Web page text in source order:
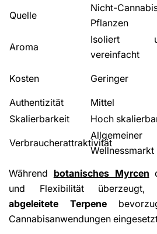
Quelle
Nicht-
Pflanzen
Aroma
Isoliert
vereinfacht
Kosten Geringer
Authentizität
Mittel
Skalierbarkeit
Hoch
Verbraucherattraktivität
Allgemeiner
Wellnessmarkt
Während botanisches Myrcen
und Flexibilität
abgeleitete Terpene
Cannabisanwendungen